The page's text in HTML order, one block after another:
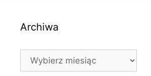
Archiwa
Archiwa